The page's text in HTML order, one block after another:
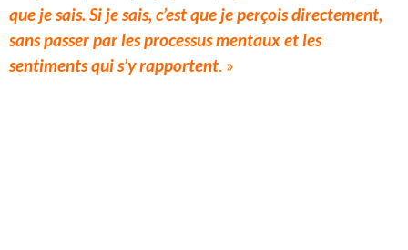
que je sais. Si je sais, c’est que je perçois directement,
sans passer par les processus mentaux et les
sentiments qui s’y rapportent. »